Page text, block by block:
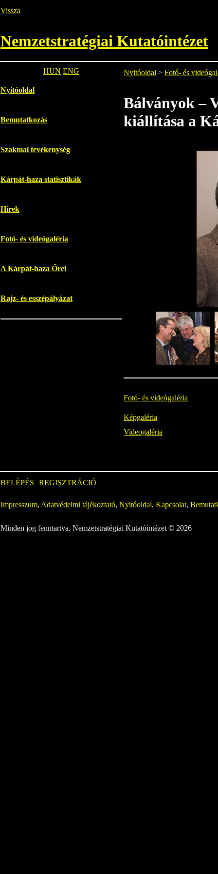
Vissza
Nemzetstratégiai Kutatóintézet
HUN ENG
Nyitóoldal
Bemutatkozás
Szakmai tevékenység
Kárpát-haza statisztikák
Hírek
Fotó- és videógaléria
A Kárpát-haza Őrei
Rajz- és esszépályázat
Nyitóoldal > Fotó- és
Bálványok –
kiállítása a
Fotó- és videógaléria
Képgaléria
Videogaléria
BELÉPÉS REGISZTRÁCIÓ
Impresszum, Adatvédelmi tájékoztató, Nyitóoldal, Kapcsolat,
Minden jog fenntartva. Nemzetstratégiai Kutatóintézet © 2026